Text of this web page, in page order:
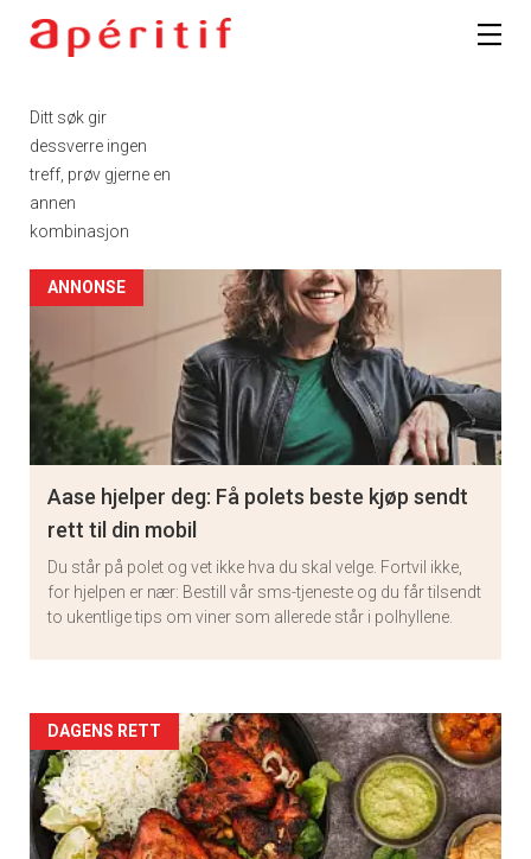
Ditt søk gir
dessverre ingen
treff, prøv gjerne en
annen
kombinasjon
ANNONSE
Aase hjelper deg: Få polets beste kjøp sendt
rett til din mobil
Du står på polet og vet ikke hva du skal velge. Fortvil ikke,
for hjelpen er nær: Bestill vår sms-tjeneste og du får tilsendt
to ukentlige tips om viner som allerede står i polhyllene.
Artikler
detail
-
DAGENS RETT